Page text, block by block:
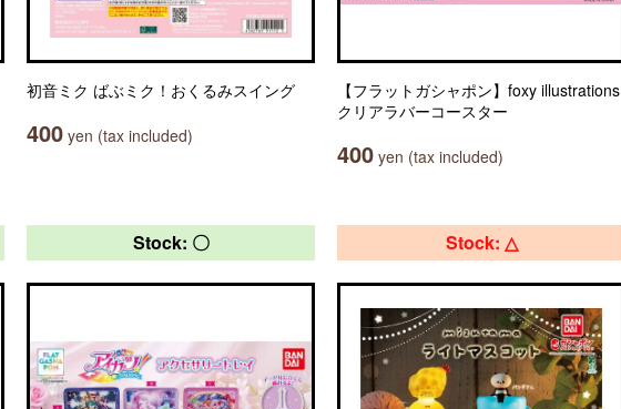
初音ミク ばぶミク！おくるみスイング
400 yen (tax included)
【フラットガシャポン】foxy illustrations
クリアラバーコースター
400 yen (tax included)
Stock: 〇 Stock: △